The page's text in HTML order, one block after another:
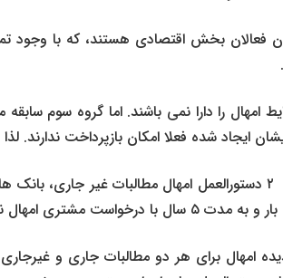
فعالان بخش اقتصادی هستند، که با وجود
امهال را دارا نمی باشند. اما گروه سوم
ایجاد شده فعلا امکان بازپرداخت ندارند.
در گذشته طبق ماده ۲ دستورالعمل امهال مطالبات غیر
مشتری امهال نمایند.
امهال برای هر دو مطالبات جاری و